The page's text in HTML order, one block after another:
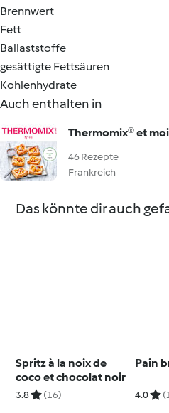
Brennwert
Fett
Ballaststoffe
gesättigte Fettsäuren
Kohlenhydrate
Auch enthalten in
Thermomix® et
46 Rezepte
Frankreich
Das könnte dir auch
Spritz à la noix de
coco et chocolat noir
3.8 (16)
Pain
4.0